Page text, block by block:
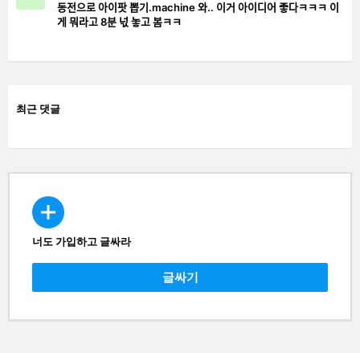
동전으로 아이팟 뽑기.machine 와.. 이거 아이디어 좋다ㅋㅋㅋ 이
게 뭐라고 8분 넋 놓고 봄ㅋㅋ
최근 댓글
CREATE
너도 가입하고 글싸라
글싸기